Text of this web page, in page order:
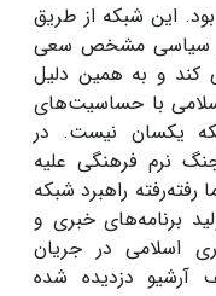
این شبکه از طریق
سیاسی مشخص سعی
و به همین دلیل
با حساسیت‌های
یکسان نیست. در
نرم فرهنگی علیه
راهبرد شبکه
برنامه‌های خبری و
اسلامی در جریان
آرشیو دزدیده شده